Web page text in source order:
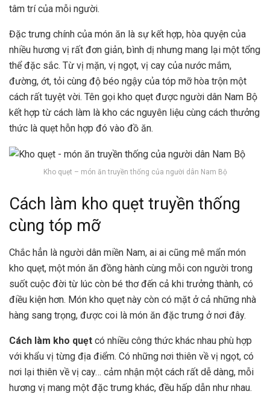
tâm trí của mỗi người.
Đặc trưng chính của món ăn là sự kết hợp, hòa quyện của
nhiều hương vị rất đơn giản, bình dị nhưng mang lại một tổng
thể đặc sắc. Từ vị mặn, vị ngọt, vị cay của nước mắm,
đường, ớt, tỏi cùng độ béo ngậy của tóp mỡ hòa trộn một
cách rất tuyệt vời. Tên gọi kho quẹt được người dân Nam Bộ
kết hợp từ cách làm là kho các nguyên liệu cùng cách thưởng
thức là quẹt hỗn hợp đó vào đồ ăn.
Kho quẹt – món ăn truyền thống của người dân Nam Bộ
Cách làm kho quẹt truyền thống
cùng tóp mỡ
Chắc hẳn là người dân miền Nam, ai ai cũng mê mẩn món
kho quẹt, một món ăn đồng hành cùng mỗi con người trong
suốt cuộc đời từ lúc còn bé thơ đến cả khi trưởng thành, có
điều kiện hơn. Món kho quẹt này còn có mặt ở cả những nhà
hàng sang trọng, được coi là món ăn đặc trưng ở nơi đây.
Cách làm kho quẹt có nhiều công thức khác nhau phù hợp
với khẩu vị từng địa điểm. Có những nơi thiên về vị ngọt, có
nơi lại thiên về vị cay… cảm nhận một cách rất dễ dàng, mỗi
hương vị mang một đặc trưng khác, đều hấp dẫn như nhau.